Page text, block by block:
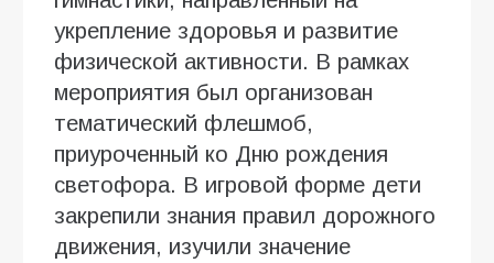
укрепление здоровья и развитие
физической активности. В рамках
мероприятия был организован
тематический флешмоб,
приуроченный ко Дню рождения
светофора. В игровой форме дети
закрепили знания правил дорожного
движения, изучили значение